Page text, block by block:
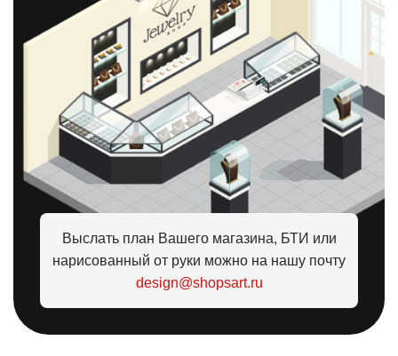
Выслать план Вашего магазина, БТИ или
нарисованный от руки можно на нашу почту
design@shopsart.ru